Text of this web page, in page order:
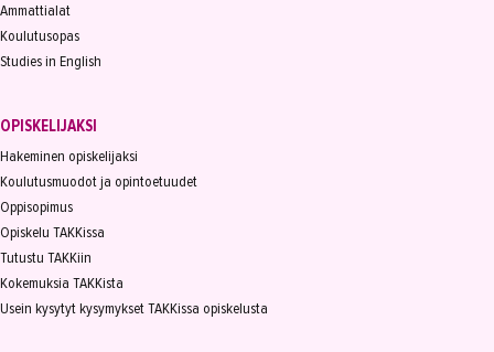
Ammattialat
Koulutusopas
Studies in English
OPISKELIJAKSI
Hakeminen opiskelijaksi
Koulutusmuodot ja opintoetuudet
Oppisopimus
Opiskelu TAKKissa
Tutustu TAKKiin
Kokemuksia TAKKista
Usein kysytyt kysymykset TAKKissa opiskelusta